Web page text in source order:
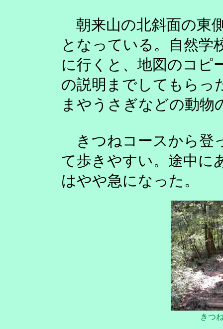
朝来山の北斜面の東
となっている。自然学
に行くと、地図のコピ
の説明までしてもらっ
まやうさぎなどの動物
きつねコースから登
て歩きやすい。途中に
はやや急になった。
きつ